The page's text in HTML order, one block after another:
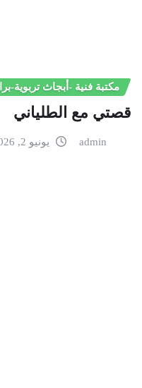
مكتبة فنية -أبجاث تربوية-
قصتي مع الطلياني
admin يونيو 2, 2026